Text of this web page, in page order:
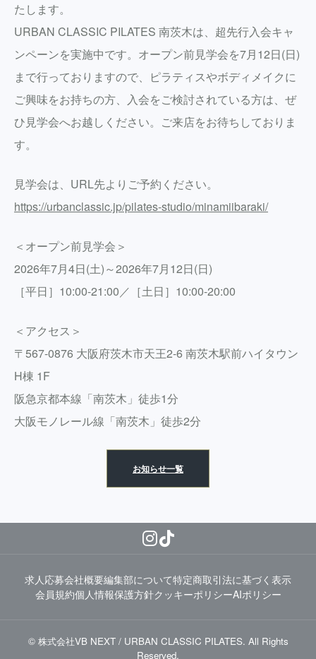
たします。
URBAN CLASSIC PILATES 南茨木は、超先行入会キャ
ンペーンを実施中です。オープン前見学会を7月12日(日)
まで行っておりますので、ピラティスやボディメイクに
ご興味をお持ちの方、入会をご検討されている方は、ぜ
ひ見学会へお越しください。ご来店をお待ちしておりま
す。
見学会は、URL先よりご予約ください。
https://urbanclassic.jp/pilates-studio/minamiibaraki/
＜オープン前見学会＞
2026年7月4日(土)～2026年7月12日(日)
［平日］10:00-21:00／［土日］10:00-20:00
＜アクセス＞
〒567-0876 大阪府茨木市天王2-6 南茨木駅前ハイタウン
H棟 1F
阪急京都本線「南茨木」徒歩1分
大阪モノレール線「南茨木」徒歩2分
お知らせ一覧
求人応募会社概要編集部について特定商取引法に基づく表示
会員規約個人情報保護方針クッキーポリシーAIポリシー
© 株式会社VB NEXT / URBAN CLASSIC PILATES. All Rights
Reserved.